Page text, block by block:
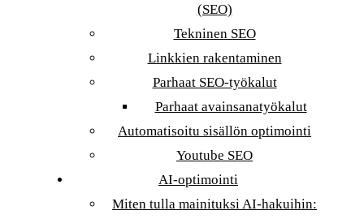
(SEO)
Tekninen SEO
Linkkien rakentaminen
Parhaat SEO-työkalut
Parhaat avainsanatyökalut
Automatisoitu sisällön optimointi
Youtube SEO
AI-optimointi
Miten tulla mainituksi AI-hakuihin: